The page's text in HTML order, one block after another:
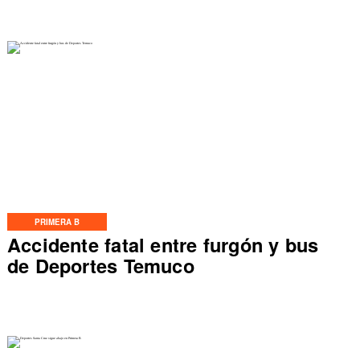
PRIMERA B
Accidente fatal entre furgón y bus
de Deportes Temuco